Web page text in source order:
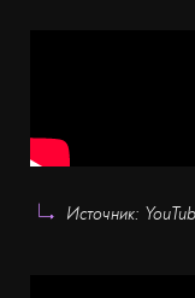
Источник: